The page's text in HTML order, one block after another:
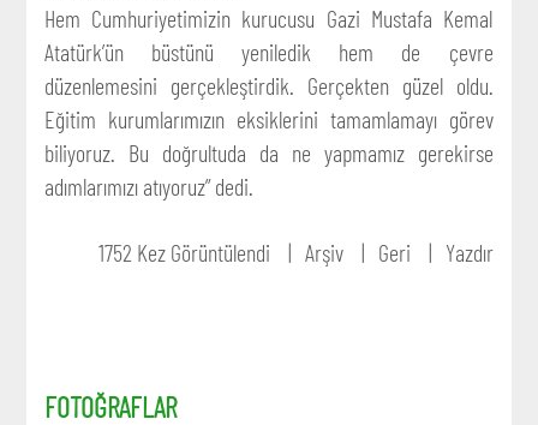
Hem Cumhuriyetimizin kurucusu Gazi Mustafa Kemal
Atatürk’ün büstünü yeniledik hem de çevre
düzenlemesini gerçekleştirdik. Gerçekten güzel oldu.
Eğitim kurumlarımızın eksiklerini tamamlamayı görev
biliyoruz. Bu doğrultuda da ne yapmamız gerekirse
adımlarımızı atıyoruz” dedi.
1752 Kez Görüntülendi Arşiv Geri Yazdır
FOTOĞRAFLAR